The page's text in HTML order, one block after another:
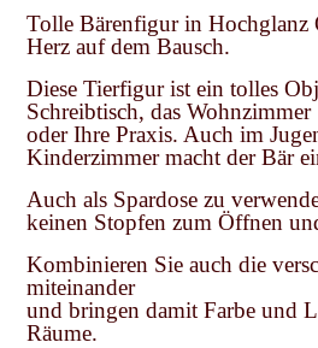
Tolle Bärenfigur in Hochglanz
Herz auf dem Bausch.
Diese Tierfigur ist ein tolles
Schreibtisch, das Wohnzimmer
oder Ihre Praxis. Auch im
Kinderzimmer macht der Bär
Auch als Spardose zu
keinen Stopfen zum Öffnen
Kombinieren Sie auch die
miteinander
und bringen damit Farbe und
Räume.